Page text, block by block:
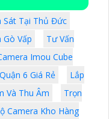
Sát Tại Thủ Đức
Vấp
Tư Vấn
Imou Cube
6 Giá Rẻ
Lắp
Và Thu Âm
Trọn
Camera Kho Hàng